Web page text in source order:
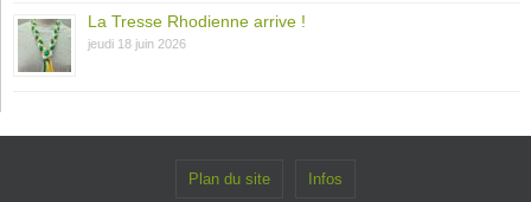
La Tresse Rhodienne arrive !
jeudi 18 juin 2026
Plan du site Infos